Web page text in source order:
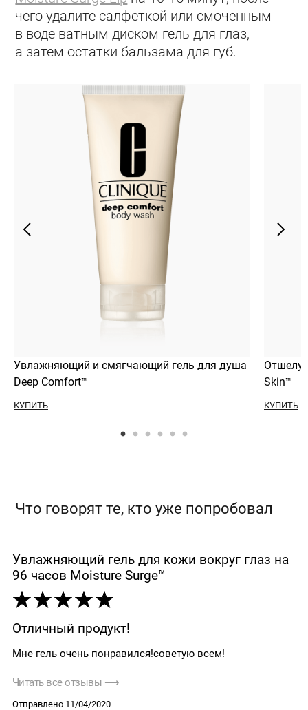
чего удалите салфеткой или смоченным
в воде ватным диском гель для глаз,
а затем остатки бальзама для губ.
Увлажняющий и смягчающий гель для душа
Deep Comfort™
КУПИТЬ
Skin™
КУПИТЬ
Что говорят те, кто уже попробовал
Увлажняющий гель для кожи вокруг глаз на
96 часов Moisture Surge™
Отличный продукт!
Мне гель очень понравился!советую всем!
Читать все отзывы ⟶
Отправлено 11/04/2020